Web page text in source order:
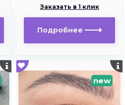
Заказать в 1 клик
Подробнее
new